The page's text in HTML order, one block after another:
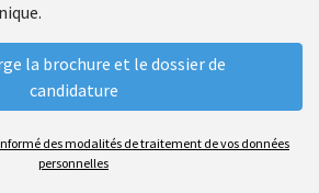
des modalités de traitement de vos données
personnelles